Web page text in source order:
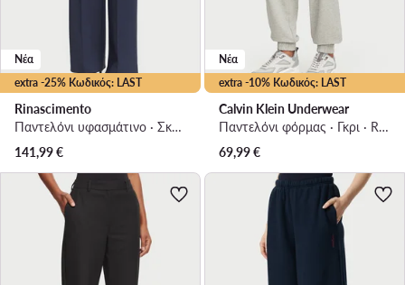
extra -25% Κωδικός: LAST
Νέα
Rinascimento
Παντελόνι υφασμάτινο · Σκούρο μπλε · Regular Fit
141,99€
extra -10% Κωδικός: LAST
Νέα
Calvin Klein Underwear
Παντελόνι φόρμας · Γκρι · Regular Fit
69,99€